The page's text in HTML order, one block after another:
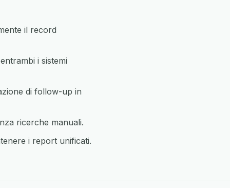
il record
i sistemi
di follow-up in
ricerche manuali.
i report unificati.